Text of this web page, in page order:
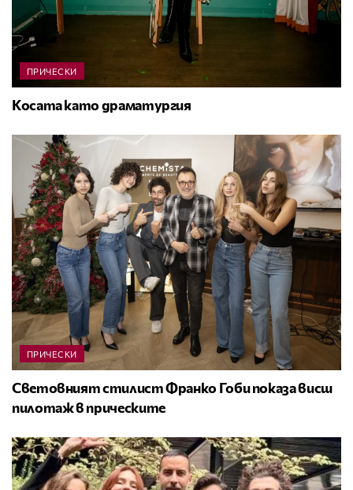
ПРИЧЕСКИ
Косата като драматургия
ПРИЧЕСКИ
Световният стилист Франко Гоби показа висш
пилотаж в прическите